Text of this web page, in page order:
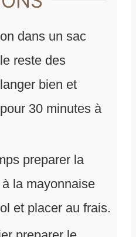
dans un sac
reste des
bien et
30 minutes à
preparer la
la mayonnaise
et placer au frais.